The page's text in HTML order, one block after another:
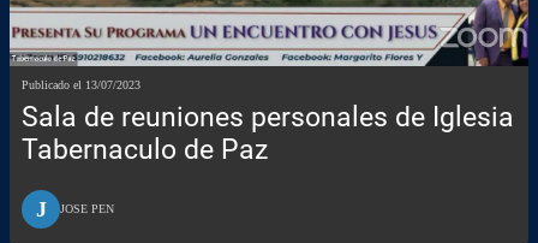
Publicado el 13/07/2023
Sala de reuniones personales de Iglesia
Tabernaculo de Paz
J JOSE PEN